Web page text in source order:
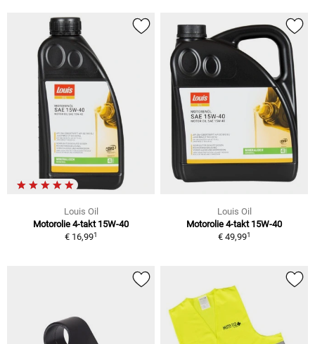
Louis Oil
Motorolie 4-takt 15W-40
€ 16,991
Louis Oil
Motorolie 4-takt 15W-40
€ 49,991